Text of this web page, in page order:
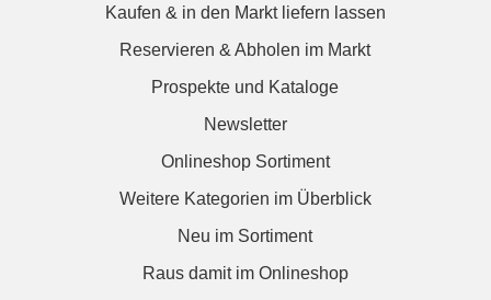
Kaufen & in den Markt liefern lassen
Reservieren & Abholen im Markt
Prospekte und Kataloge
Newsletter
Onlineshop Sortiment
Weitere Kategorien im Überblick
Neu im Sortiment
Raus damit im Onlineshop